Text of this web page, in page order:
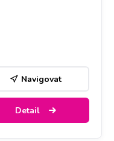
Navigovat
Detail